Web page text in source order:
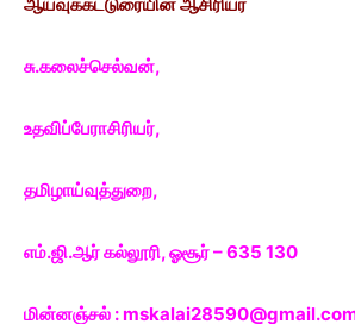
சு.கலைச்செல்வன்,
உதவிப்பேராசிரியர்,
தமிழாய்வுத்துறை,
எம்.ஜி.ஆர் கல்லூரி, ஓசூர் – 635 130
மின்னஞ்சல் :